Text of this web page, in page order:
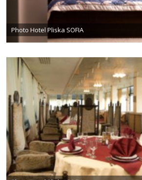
Photo Hotel Pliska SOFIA